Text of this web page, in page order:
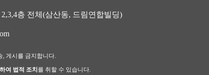
층 전체(삼산동, 드림연합빌딩)
, 게시를 금지합니다.
여 법적 조치 를 취할 수 있습니다.